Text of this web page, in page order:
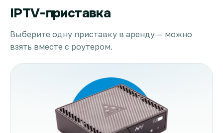
IPTV-приставка
Выберите одну приставку в аренду — можно
взять вместе с роутером.